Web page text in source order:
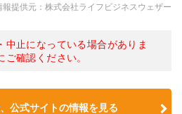
報提供元：株式会社ライフビジネスウェザー
止になっている場合がありま
確認ください。
公式サイトの情報を見る